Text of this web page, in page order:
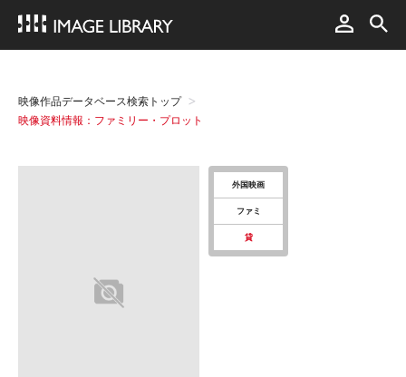
映像作品データベース検索トップ
映像資料情報：ファミリー・プロット
外国映画
ファミ
貸